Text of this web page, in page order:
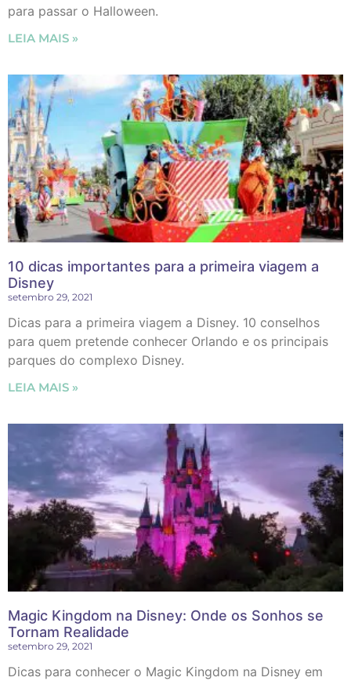
para passar o Halloween.
LEIA MAIS »
10 dicas importantes para a primeira viagem a
Disney
setembro 29, 2021
Dicas para a primeira viagem a Disney. 10 conselhos
para quem pretende conhecer Orlando e os principais
parques do complexo Disney.
LEIA MAIS »
Magic Kingdom na Disney: Onde os Sonhos se
Tornam Realidade
setembro 29, 2021
Dicas para conhecer o Magic Kingdom na Disney em